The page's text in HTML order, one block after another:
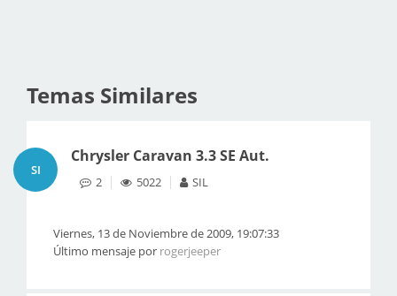
Temas Similares
SI
Chrysler Caravan 3.3 SE Aut.
2 5022 SIL
Viernes, 13 de Noviembre de 2009, 19:07:33
Último mensaje por rogerjeeper